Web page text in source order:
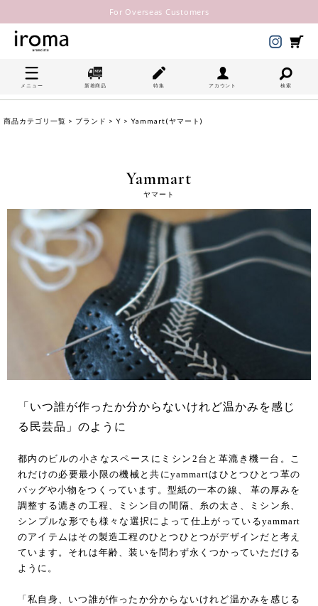
For Overseas Customers
メニュー 新着商品 特集 アカウント 検索
商品カテゴリ一覧 > ブランド > Y > Yammart(ヤマート)
Yammart
ヤマート
「いつ誰が作ったか分からないけれど温かみを感じ
る民芸品」のように
都内のビルの小さなスペースにミシン2台と革漉き機一台。こ
れだけの必要最小限の機械と共にyammartはひとつひとつ革の
バッグや小物をつくっています。型紙の一本の線、 革の厚みを
調整する漉きの工程、ミシン目の間隔、糸の太さ、ミシン糸、
シンプルな形でも様々な選択によって仕上がっているyammart
のアイテムはその製造工程のひとつひとつがデザインだと考え
ています。それは年齢、装いを問わず永くつかっていただける
ように。
「私自身、いつ誰が作ったか分からないけれど温かみを感じる